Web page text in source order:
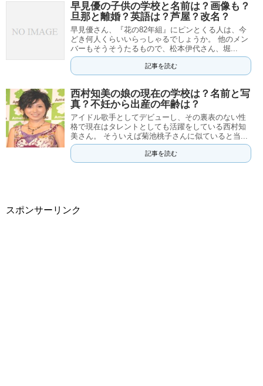
早見優の子供の学校と名前は？画像も？
旦那と離婚？英語は？芦屋？改名？
早見優さん、『花の82年組』にピンとくる人は、今
どき何人くらいいらっしゃるでしょうか。 他のメン
バーもそうそうたるもので、松本伊代さん、堀...
記事を読む
西村知美の娘の現在の学校は？名前と写
真？不妊から出産の年齢は？
アイドル歌手としてデビューし、その裏表のない性
格で現在はタレントとしても活躍をしている西村知
美さん。 そういえば菊池桃子さんに似ていると当...
記事を読む
スポンサーリンク